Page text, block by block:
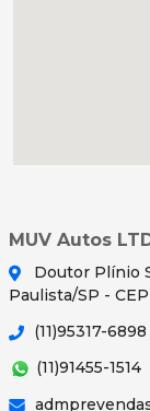
MUV Autos
Doutor Plínio
Paulista/SP -
(11)95317-6898
(11)91455-1514